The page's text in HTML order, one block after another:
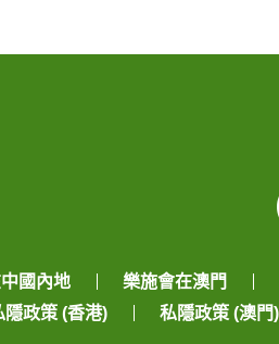
國內地 樂施會在澳門
隱政策 (香港)
私隱政策 (澳門)